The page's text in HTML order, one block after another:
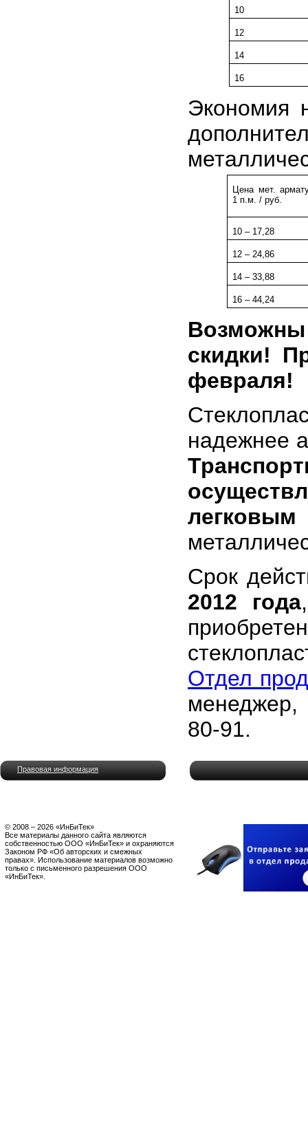
10
12
14
16
Экономия
Цена мет.
1 п.м. / руб.
10 – 17,28
12 – 24,86
14 – 33,88
16 – 44,24
скидки!
февраля!
надежнее
легковым
Срок
2012 года
Отдел
80-91.
Правовая информация
© 2008 – 2026 «ИнБиТек»
Все материалы данного сайта являются
собственностью ООО «ИнБиТек» и охраняются
Законом РФ «Об авторских и смежных
правах». Использование материалов возможно
только с письменного разрешения ООО
«ИнБиТек».